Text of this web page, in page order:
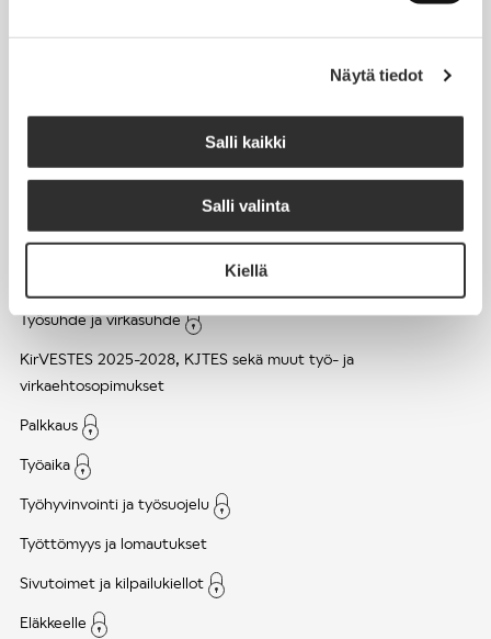
Näytä tiedot
Salli kaikki
Salli valinta
Kiellä
JOBI
TYÖELÄMÄOPAS
Työsuhde ja virkasuhde
KirVESTES 2025-2028, KJTES sekä muut työ- ja
virkaehtosopimukset
Palkkaus
Työaika
Työhyvinvointi ja työsuojelu
Työttömyys ja lomautukset
Sivutoimet ja kilpailukiellot
Eläkkeelle